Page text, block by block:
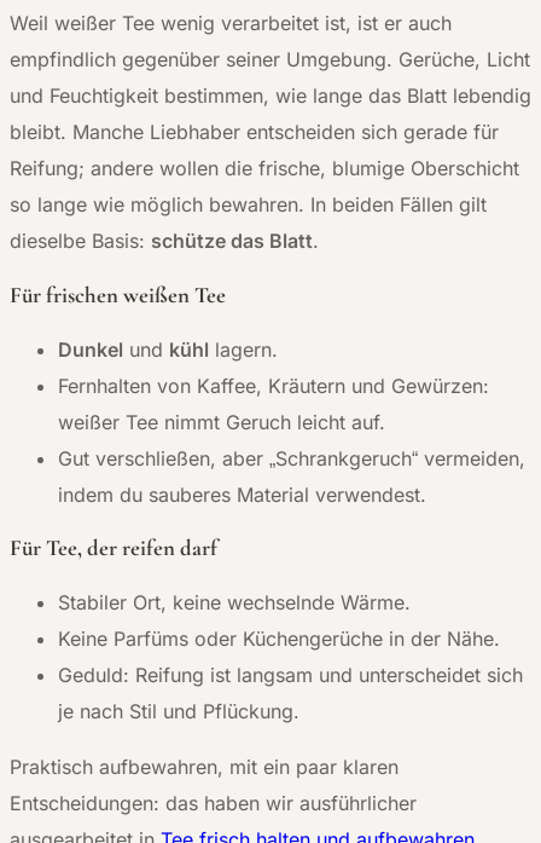
Weil weißer Tee wenig verarbeitet ist, ist er auch
empfindlich gegenüber seiner Umgebung. Gerüche, Licht
und Feuchtigkeit bestimmen, wie lange das Blatt lebendig
bleibt. Manche Liebhaber entscheiden sich gerade für
Reifung; andere wollen die frische, blumige Oberschicht
so lange wie möglich bewahren. In beiden Fällen gilt
dieselbe Basis: schütze das Blatt.
Für frischen weißen Tee
Dunkel und kühl lagern.
Fernhalten von Kaffee, Kräutern und Gewürzen:
weißer Tee nimmt Geruch leicht auf.
Gut verschließen, aber „Schrankgeruch“ vermeiden,
indem du sauberes Material verwendest.
Für Tee, der reifen darf
Stabiler Ort, keine wechselnde Wärme.
Keine Parfüms oder Küchengerüche in der Nähe.
Geduld: Reifung ist langsam und unterscheidet sich
je nach Stil und Pflückung.
Praktisch aufbewahren, mit ein paar klaren
Entscheidungen: das haben wir ausführlicher